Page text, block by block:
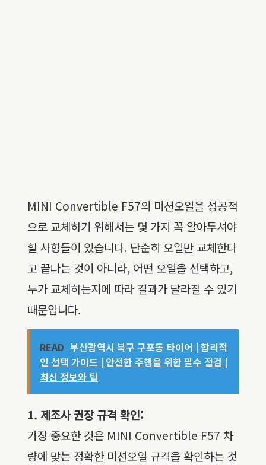
MINI Convertible F57의 미션오일을 성공적
으로 교체하기 위해서는 몇 가지 꼭 알아두셔야
할 사항들이 있습니다. 단순히 오일만 교체한다
고 끝나는 것이 아니라, 어떤 오일을 선택하고,
누가 교체하는지에 따라 결과가 달라질 수 있기
때문입니다.
READ 부산광역시 북구 구포동 타이어 | 합리적
인 선택 가이드 | 안전한 주행을 위한 필수 점검 |
최신 정보와 팁
1. 제조사 권장 규격 확인:
가장 중요한 것은 MINI Convertible F57 차
량에 맞는 정확한 미션오일 규격을 확인하는 것